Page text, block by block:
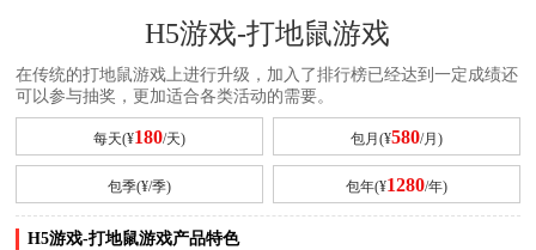
H5游戏-打地鼠游戏
在传统的打地鼠游戏上进行升级，加入了排行榜已经达到一定成绩还
可以参与抽奖，更加适合各类活动的需要。
每天(¥180/天) 包月(¥580/月)
包季(¥/季) 包年(¥1280/年)
H5游戏-打地鼠游戏产品特色